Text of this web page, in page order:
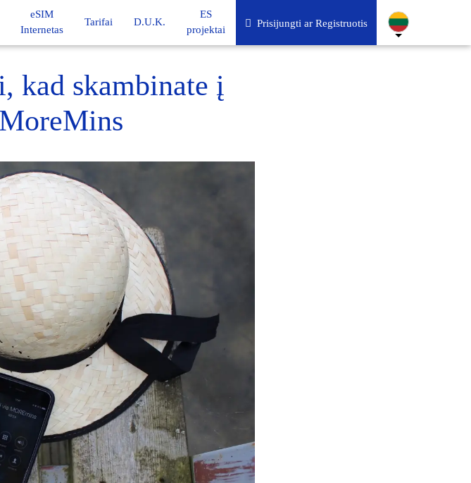
eSIM
Internetas
Tarifai D.U.K.
ES
projektai
Prisijungti ar Registruotis
kad skambinate į